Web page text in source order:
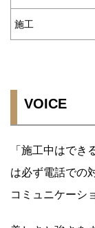
施工
VOICE
「施工中はでき
は必ず電話での
コミュニケーシ